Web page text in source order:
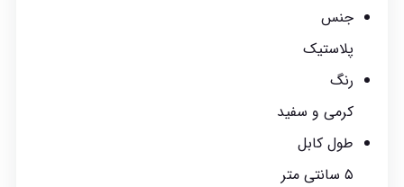
جنس
پلاستیک
رنگ
کرمی و سفید
طول کابل
۵ سانتی متر